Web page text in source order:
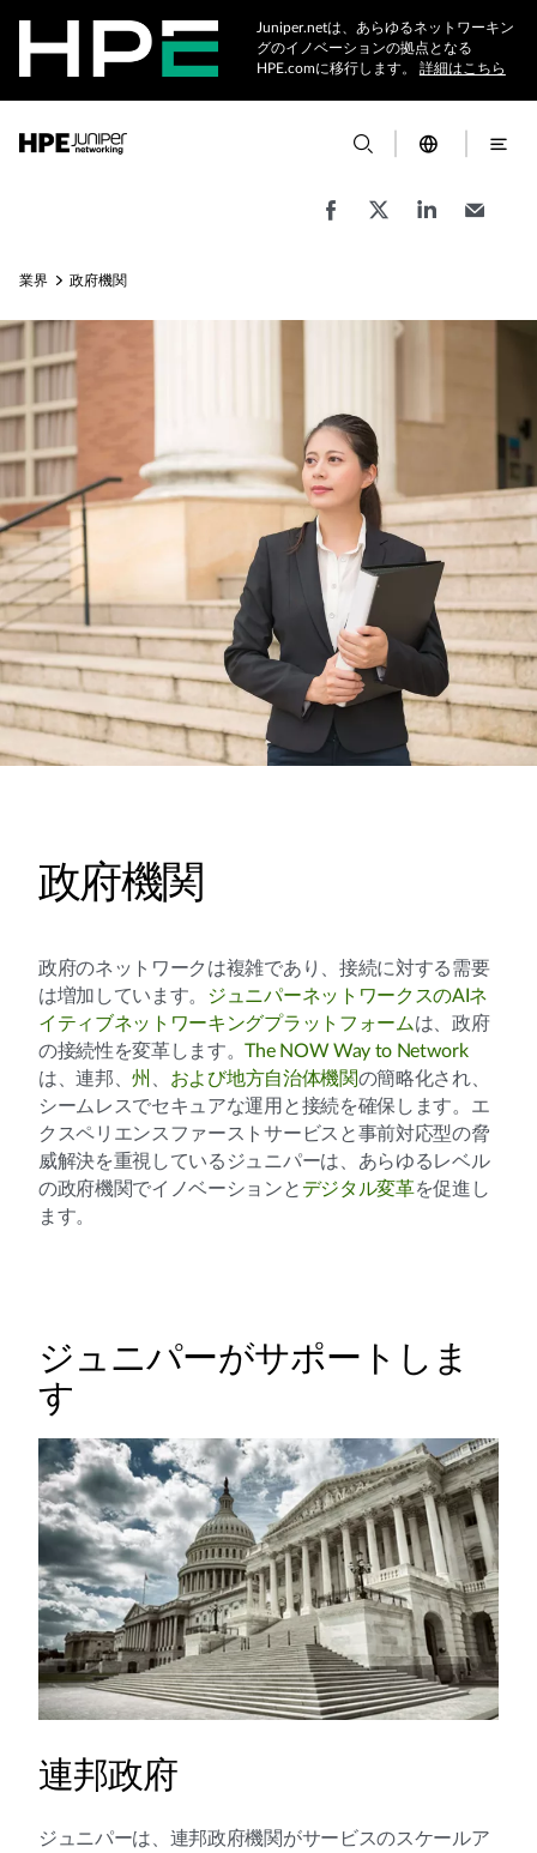
Juniper.netは、あらゆるネットワーキン
グのイノベーションの拠点となる
HPE.comに移行します。 詳細はこちら
業界 政府機関
政府機関
政府のネットワークは複雑であり、接続に対する需要
は増加しています。
ジュニパーネットワークスのAIネ
イティブネットワーキングプラットフォームは、政府
の接続性を変革します。The NOW Way to Network
は、連邦、州 および地方自治体機関の簡略化され、
シームレスでセキュアな運用と接続を確保します。エ
クスペリエンスファーストサービスと事前対応型の脅
威解決を重視しているジュニパーは、あらゆるレベル
の政府機関でイノベーションと デジタル変革を促進し
ます。
ジュニパーがサポートしま
す
連邦政府
ジュニパーは、連邦政府機関がサービスのスケールア